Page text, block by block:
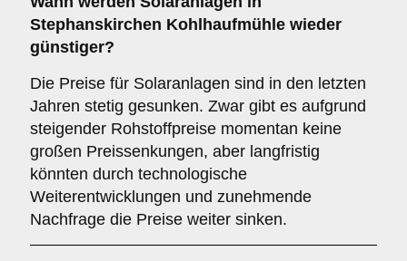
Stephanskirchen Kohlhaufmühle wieder
günstiger?
Die Preise für Solaranlagen sind in den letzten
Jahren stetig gesunken. Zwar gibt es aufgrund
steigender Rohstoffpreise momentan keine
großen Preissenkungen, aber langfristig
könnten durch technologische
Weiterentwicklungen und zunehmende
Nachfrage die Preise weiter sinken.